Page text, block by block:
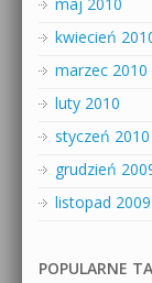
kwiecień
marzec 2010
luty 2010
styczeń 2010
grudzień
listopad 2009
POPULARNE